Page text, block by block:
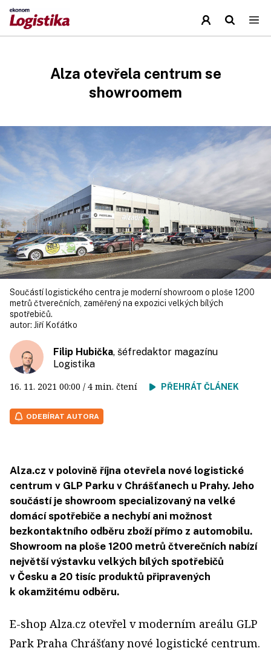
Alza otevřela centrum se
showroomem
Součástí logistického centra je moderní showroom o ploše 1200
metrů čtverečních, zaměřený na expozici velkých bílých
spotřebičů.
autor: Jiří Koťátko
Filip Hubička, šéfredaktor magazínu
Logistika
16. 11. 2021 00:00 / 4 min. čtení PŘEHRÁT ČLÁNEK
ODEBÍRAT AUTORA
Alza.cz v polovině října otevřela nové logistické
centrum v GLP Parku v Chrášťanech u Prahy. Jeho
součástí je showroom specializovaný na velké
domácí spotřebiče a nechybí ani možnost
bezkontaktního odběru zboží přímo z automobilu.
Showroom na ploše 1200 metrů čtverečních nabízí
největší výstavku velkých bílých spotřebičů
v Česku a 20 tisíc produktů připravených
k okamžitému odběru.
E-shop Alza.cz otevřel v moderním areálu GLP
Park Praha Chrášťany nové logistické centrum.